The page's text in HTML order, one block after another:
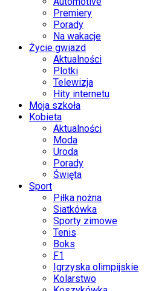
Premiery
Porady
Na wakacje
Życie gwiazd
Aktualności
Plotki
Telewizja
Hity internetu
Moja szkoła
Kobieta
Aktualności
Moda
Uroda
Porady
Święta
Sport
Piłka nożna
Siatkówka
Sporty zimowe
Tenis
Boks
F1
Igrzyska olimpijskie
Kolarstwo